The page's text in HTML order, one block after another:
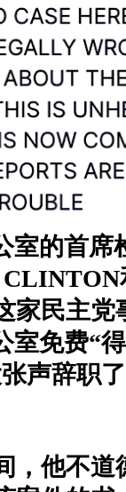
室的首席
家民主党
室免费“
声辞职
，他不道